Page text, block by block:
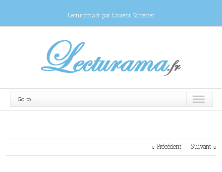
Lecturama.fr par Laurent Schteiner
Go to...
Précédent Suivant